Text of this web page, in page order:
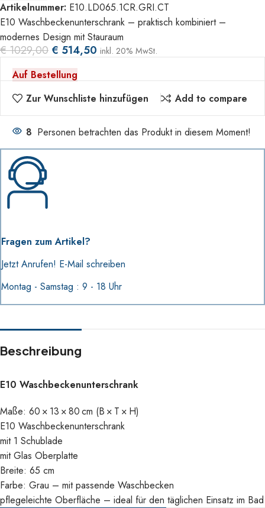
Artikelnummer: E10.LD065.1CR.GRI.CT
E10 Waschbeckenunterschrank – praktisch kombiniert –
modernes Design mit Stauraum
€1029,00 € 514,50 inkl. 20% MwSt.
Auf Bestellung
Zur Wunschliste hinzufügen
Add to compare
8 Personen betrachten das Produkt in diesem Moment!
Fragen zum Artikel?
Jetzt Anrufen! E-Mail schreiben
Montag - Samstag : 9 - 18 Uhr
Beschreibung
E10 Waschbeckenunterschrank
Maße: 60 × 13 × 80 cm (B × T × H)
E10 Waschbeckenunterschrank
mit 1 Schublade
mit Glas Oberplatte
Breite: 65 cm
Farbe: Grau – mit passende Waschbecken
pflegeleichte Oberfläche – ideal für den täglichen Einsatz im Bad